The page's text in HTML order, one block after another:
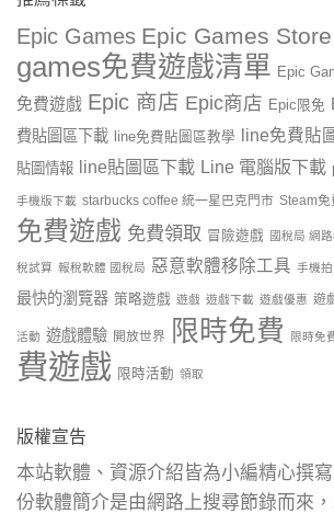
Epic Games Epic Games Store
games免費遊戲清單 Epic
免費遊戲 Epic 商店 Epic商店 Epic限免
費貼圖區下載
line免費貼圖區教學 line免費貼
貼圖情報 line貼圖區下載 Line 電腦版下載
手機版下載 starbucks coffee 統一星巴克門市 Steam免
免費遊戲 免費領取 冒險遊戲 國稅局 網
稅試算 報稅軟體 國稅局 惡意軟體移除工具 手機
最快的瀏覽器 策略遊戲 遊戲 遊戲下載 遊戲優惠 遊
活動 遊戲體驗 開放世界 限時免費 限時免
費遊戲 限時活動 領取
版權宣告
本站軟體、資源介紹皆為小編精心撰
份軟體簡介是由網路上搜尋節錄而來